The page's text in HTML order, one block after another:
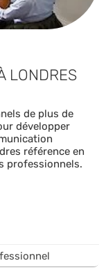
LONDRES
de plus de
développer
référence en
professionnels.